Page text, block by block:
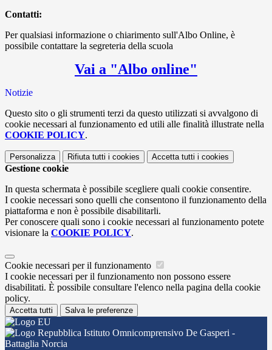
Contatti:
Per qualsiasi informazione o chiarimento sull'Albo Online, è
possibile contattare la segreteria della scuola
Vai a "Albo online"
Notizie
Questo sito o gli strumenti terzi da questo utilizzati si avvalgono di
cookie necessari al funzionamento ed utili alle finalità illustrate nella
COOKIE POLICY.
Personalizza Rifiuta tutti i cookies Accetta tutti i cookies
Gestione cookie
In questa schermata è possibile scegliere quali cookie consentire.
I cookie necessari sono quelli che consentono il funzionamento della
piattaforma e non è possibile disabilitarli.
Per conoscere quali sono i cookie necessari al funzionamento potete
visionare la COOKIE POLICY.
Cookie necessari per il funzionamento
I cookie necessari per il funzionamento non possono essere
disabilitati. È possibile consultare l'elenco nella pagina della cookie
policy.
Accetta tutti Salva le preferenze
Istituto Omnicomprensivo De Gasperi -
Battaglia Norcia